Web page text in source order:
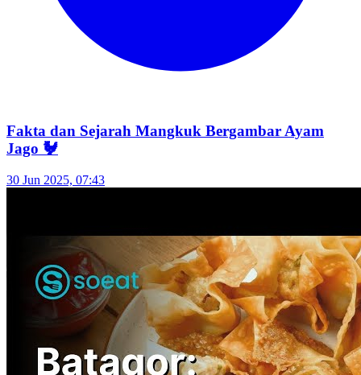
Fakta dan Sejarah Mangkuk Bergambar Ayam
Jago 🐓
30 Jun 2025, 07:43